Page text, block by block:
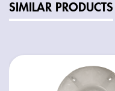
SIMILAR PRODUCTS